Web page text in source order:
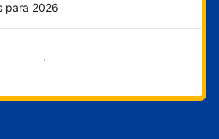
para 2026
agora